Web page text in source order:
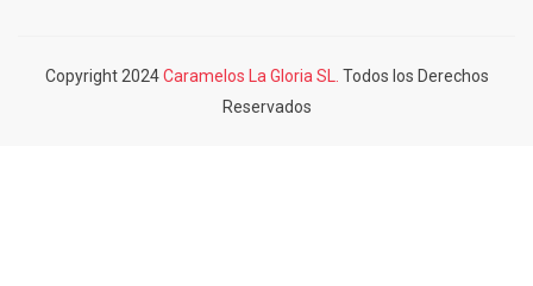
Copyright 2024Caramelos La Gloria SL.
Todos los Derechos
Reservados